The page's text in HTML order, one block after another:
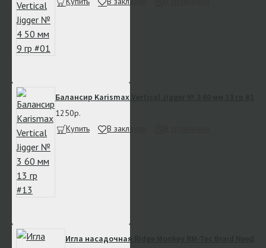
Балансир Karismax Vertical Jigger № 3 60 мм 13 гр #13
1250р.
Купить
В закладки
Игла насадочная Ridge Monkey RM-Tec Braid Needle